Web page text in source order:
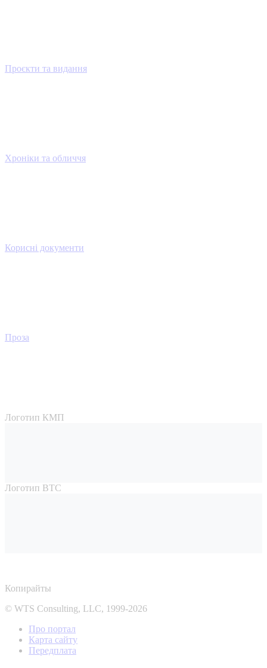
Проєкти та видання
Хроніки та обличчя
Корисні документи
Проза
Логотип КМП
Логотип ВТС
Копирайты
© WTS Consulting, LLC, 1999-2026
Про портал
Карта сайту
Передплата